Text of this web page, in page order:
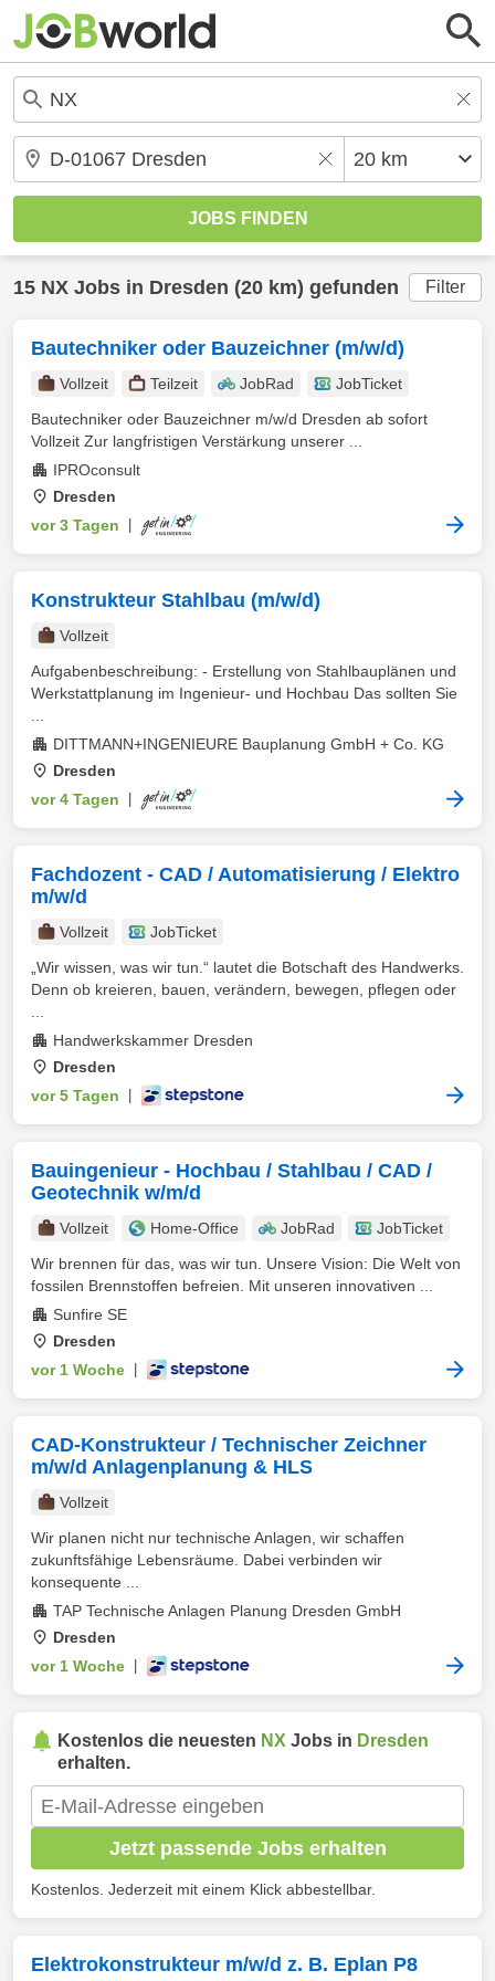
15 NX Jobs in Dresden (20 km) gefunden Filter
Bautechniker oder Bauzeichner (m/w/d)
Vollzeit Teilzeit JobRad
JobTicket
Bautechniker oder Bauzeichner m/w/d Dresden ab sofort
Vollzeit Zur langfristigen Verstärkung unserer ...
IPROconsult
Dresden
vor 3 Tagen
Konstrukteur Stahlbau (m/w/d)
Vollzeit
Aufgabenbeschreibung: - Erstellung von Stahlbauplänen und
Werkstattplanung im Ingenieur- und Hochbau Das sollten Sie
DITTMANN+INGENIEURE Bauplanung GmbH + Co. KG
Dresden
vor 4 Tagen
Fachdozent - CAD / Automatisierung / Elektro
m/w/d
Vollzeit
JobTicket
„Wir wissen, was wir tun.“ lautet die Botschaft des Handwerks.
Denn ob kreieren, bauen, verändern, bewegen, pflegen oder
Handwerkskammer Dresden
Dresden
vor 5 Tagen
Bauingenieur - Hochbau / Stahlbau / CAD /
Geotechnik w/m/d
Vollzeit Home-Office JobRad
JobTicket
Wir brennen für das, was wir tun. Unsere Vision: Die Welt von
fossilen Brennstoffen befreien. Mit unseren innovativen ...
Sunfire SE
Dresden
vor 1 Woche
CAD-Konstrukteur / Technischer Zeichner
m/w/d Anlagenplanung & HLS
Vollzeit
Wir planen nicht nur technische Anlagen, wir schaffen
zukunftsfähige Lebensräume. Dabei verbinden wir
konsequente ...
TAP Technische Anlagen Planung Dresden GmbH
Dresden
vor 1 Woche
Kostenlos die neuesten NX Jobs in Dresden
erhalten.
Jetzt passende Jobs erhalten
Kostenlos. Jederzeit mit einem Klick abbestellbar.
Elektrokonstrukteur m/w/d z. B. Eplan P8